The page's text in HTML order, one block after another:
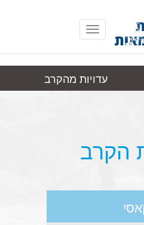
Toggle
navigation
עדויות מהקרב
הקרב